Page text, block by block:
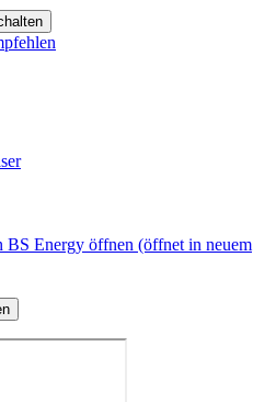
BS Energy öffnen (öffnet in neuem